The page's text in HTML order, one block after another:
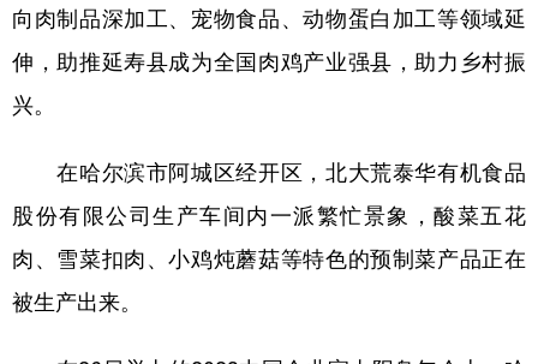
向肉制品深加工、宠物食品、动物蛋白加工等领域延
伸，助推延寿县成为全国肉鸡产业强县，助力乡村振
兴。
在哈尔滨市阿城区经开区，北大荒泰华有机食品
股份有限公司生产车间内一派繁忙景象，酸菜五花
肉、雪菜扣肉、小鸡炖蘑菇等特色的预制菜产品正在
被生产出来。